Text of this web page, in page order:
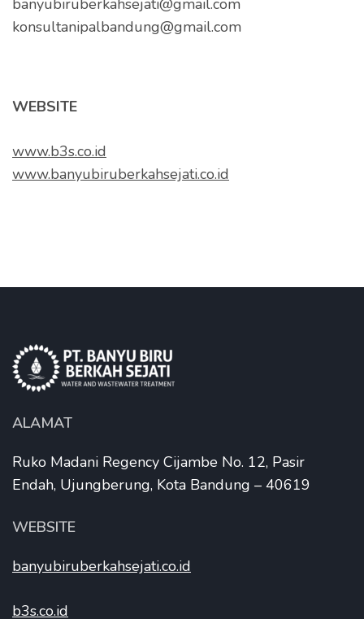
banyubiruberkahsejati@gmail.com
konsultanipalbandung@gmail.com
WEBSITE
www.b3s.co.id
www.banyubiruberkahsejati.co.id
ALAMAT
Ruko Madani Regency Cijambe No. 12, Pasir
Endah, Ujungberung, Kota Bandung – 40619
WEBSITE
banyubiruberkahsejati.co.id
b3s.co.id